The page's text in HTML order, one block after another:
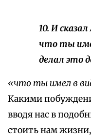
10. И
что ты
делал это
«что ты имел в
Какими
вводя нас в
стоить нам